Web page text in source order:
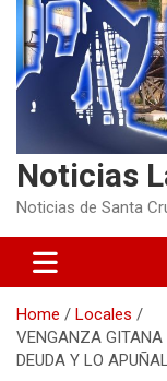
Noticias
Noticias de Santa
Home
Locales
VENGANZA GITANA
DEUDA Y LO